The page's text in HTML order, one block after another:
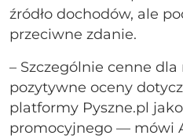
źródło dochodów, ale
przeciwne zdanie.
– Szczególnie cenne dla
pozytywne oceny
platformy Pyszne.pl
promocyjnego — mówi